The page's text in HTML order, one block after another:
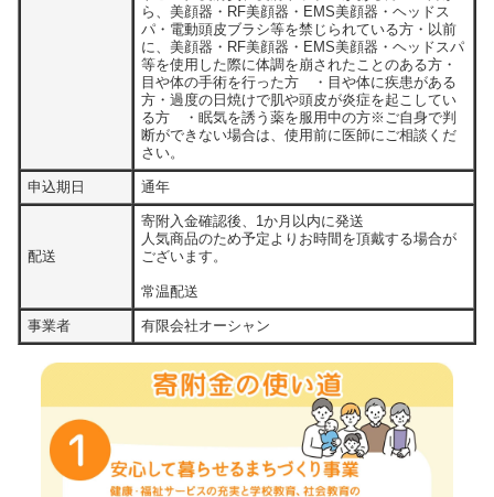
ら、美顔器・RF美顔器・EMS美顔器・ヘッドス
パ・電動頭皮ブラシ等を禁じられている方・以前
に、美顔器・RF美顔器・EMS美顔器・ヘッドスパ
等を使用した際に体調を崩されたことのある方・
目や体の手術を行った方 ・目や体に疾患がある
方・過度の日焼けで肌や頭皮が炎症を起こしてい
る方 ・眠気を誘う薬を服用中の方※ご自身で判
断ができない場合は、使用前に医師にご相談くだ
さい。
申込期日 通年
配送
寄附入金確認後、1か月以内に発送
人気商品のため予定よりお時間を頂戴する場合が
ございます。
常温配送
事業者 有限会社オーシャン